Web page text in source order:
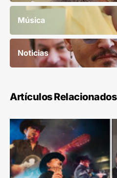
Música
Noticias
Artículos Relacionados